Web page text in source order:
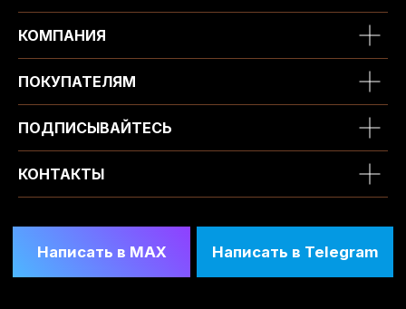
КОМПАНИЯ
ПОКУПАТЕЛЯМ
ПОДПИСЫВАЙТЕСЬ
КОНТАКТЫ